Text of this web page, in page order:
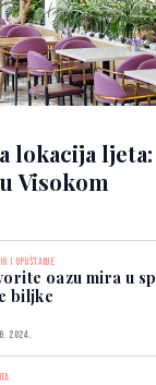
lokacija
Visokom
I OPUŠTANJE
oazu mira u
biljke
2024.